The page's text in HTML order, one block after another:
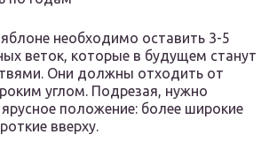
необходимо оставить 3-5
веток, которые в будущем станут
Они должны отходить от
углом. Подрезая, нужно
положение: более широкие
вверху.